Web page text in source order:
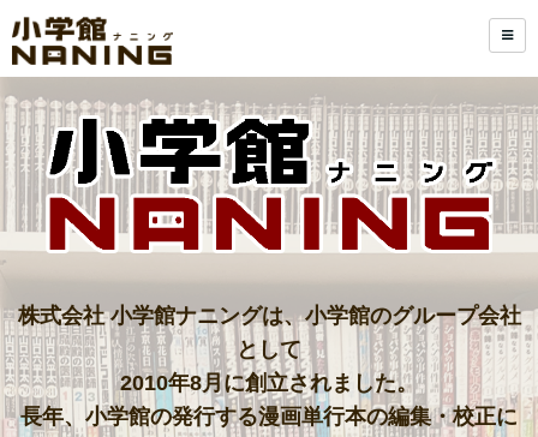
株式会社小学館ナニングは、小学館のグループ会社
として
2010年8月に創立されました。
長年、小学館の発行する漫画単行本の編集・校正に